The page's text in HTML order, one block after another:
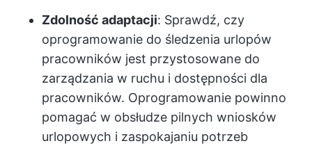
Zdolność adaptacji: Sprawdź, czy
oprogramowanie do śledzenia urlopów
pracowników jest przystosowane do
zarządzania w ruchu i dostępności dla
pracowników. Oprogramowanie powinno
pomagać w obsłudze pilnych wniosków
urlopowych i zaspokajaniu potrzeb